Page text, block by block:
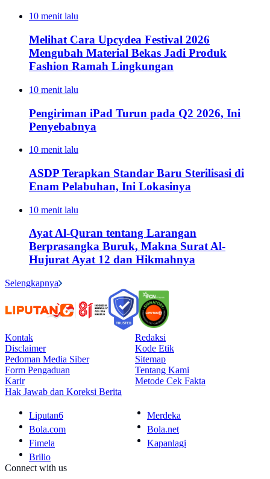
10 menit lalu
Melihat Cara Upcydea Festival 2026
Mengubah Material Bekas Jadi Produk
Fashion Ramah Lingkungan
10 menit lalu
Pengiriman iPad Turun pada Q2 2026, Ini
Penyebabnya
10 menit lalu
ASDP Terapkan Standar Baru Sterilisasi di
Enam Pelabuhan, Ini Lokasinya
10 menit lalu
Ayat Al-Quran tentang Larangan
Berprasangka Buruk, Makna Surat Al-
Hujurat Ayat 12 dan Hikmahnya
Selengkapnya
Kontak
Redaksi
Disclaimer
Kode Etik
Pedoman Media Siber
Sitemap
Form Pengaduan
Tentang Kami
Karir
Metode Cek Fakta
Hak Jawab dan Koreksi Berita
Liputan6
Merdeka
Bola.com
Bola.net
Fimela
Kapanlagi
Brilio
Connect with us